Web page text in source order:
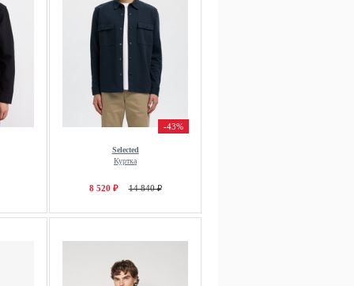
-43%
Selected
Куртка
8 520 ₽ 14 840 ₽